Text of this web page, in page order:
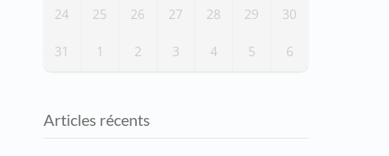
24 25 26 27 28 29 30
31 1 2 3 4 5 6
Articles récents